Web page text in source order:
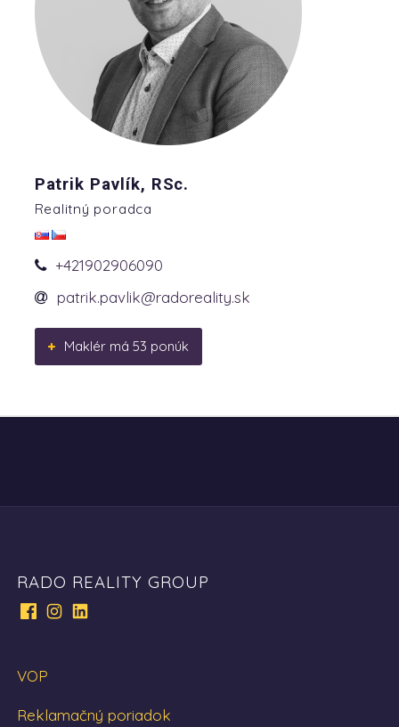
Patrik Pavlík, RSc.
Realitný poradca
+421902906090
patrik.pavlik@radoreality.sk
Maklér má 53 ponúk
RADO REALITY GROUP
VOP
Reklamačný poriadok